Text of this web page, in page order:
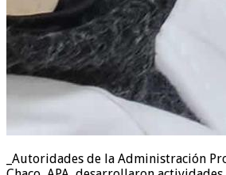
_Autoridades de la Administración